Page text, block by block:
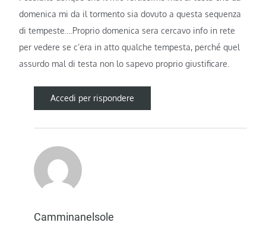
domenica mi da il tormento sia dovuto a questa sequenza
di tempeste….Proprio domenica sera cercavo info in rete
per vedere se c’era in atto qualche tempesta, perché quel
assurdo mal di testa non lo sapevo proprio giustificare.
Accedi per rispondere
Camminanelsole